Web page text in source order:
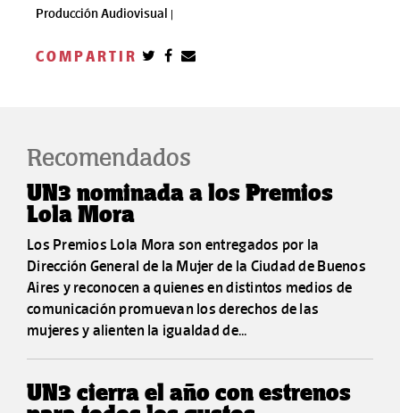
Producción Audiovisual |
COMPARTIR
Recomendados
UN3 nominada a los Premios
Lola Mora
Los Premios Lola Mora son entregados por la
Dirección General de la Mujer de la Ciudad de Buenos
Aires y reconocen a quienes en distintos medios de
comunicación promuevan los derechos de las
mujeres y alienten la igualdad de...
UN3 cierra el año con estrenos